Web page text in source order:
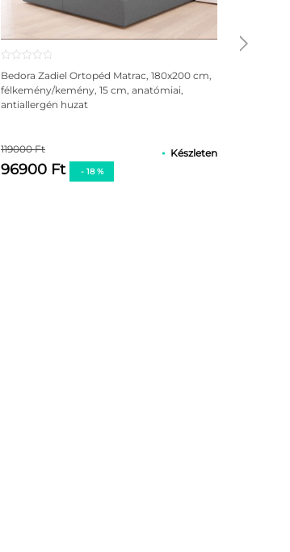
Bedora Zadiel Ortopéd Matrac, 180x200 cm,
félkemény/kemény, 15 cm, anatómiai,
antiallergén huzat
119000 Ft
96900 Ft - 18 %
Készleten